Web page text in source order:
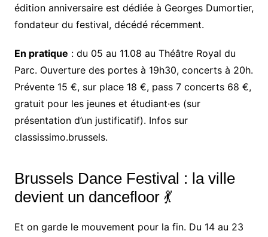
édition anniversaire est dédiée à Georges Dumortier,
fondateur du festival, décédé récemment.
En pratique : du 05 au 11.08 au Théâtre Royal du
Parc. Ouverture des portes à 19h30, concerts à 20h.
Prévente 15 €, sur place 18 €, pass 7 concerts 68 €,
gratuit pour les jeunes et étudiant·es (sur
présentation d’un justificatif). Infos sur
classissimo.brussels.
Brussels Dance Festival : la ville
devient un dancefloor 💃
Et on garde le mouvement pour la fin. Du 14 au 23